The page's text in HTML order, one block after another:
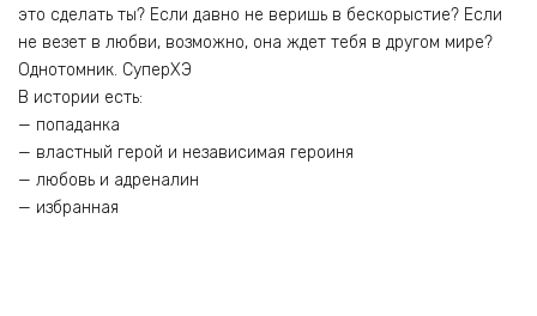
это сделать ты? Если давно не веришь в бескорыстие? Если
не везет в любви, возможно, она ждет тебя в другом мире?
Однотомник. СуперХЭ
В истории есть:
— попаданка
— властный герой и независимая героиня
— любовь и адреналин
— избранная